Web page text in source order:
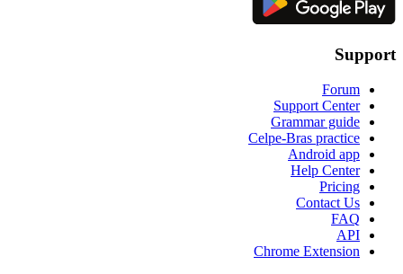
Support
Forum
Support Center
Grammar guide
Celpe-Bras practice
Android app
Help Center
Pricing
Contact Us
FAQ
API
Chrome Extension